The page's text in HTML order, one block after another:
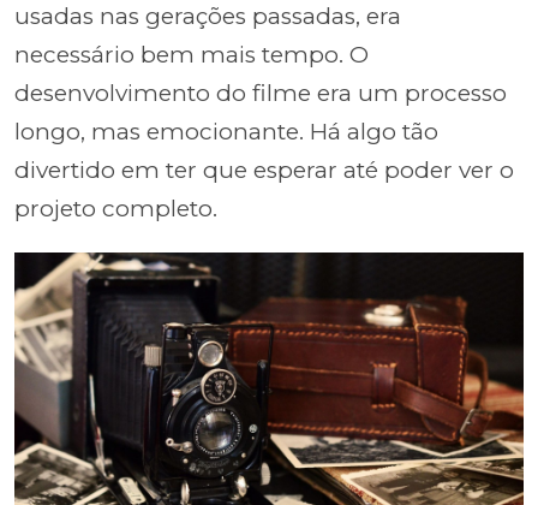
usadas nas gerações passadas, era
necessário bem mais tempo. O
desenvolvimento do filme era um processo
longo, mas emocionante. Há algo tão
divertido em ter que esperar até poder ver o
projeto completo.